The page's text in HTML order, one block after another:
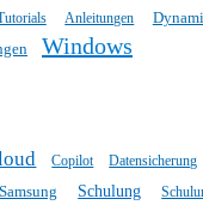
Anleitungen
Windows
Copilot Datensicherung
Samsung Schulung